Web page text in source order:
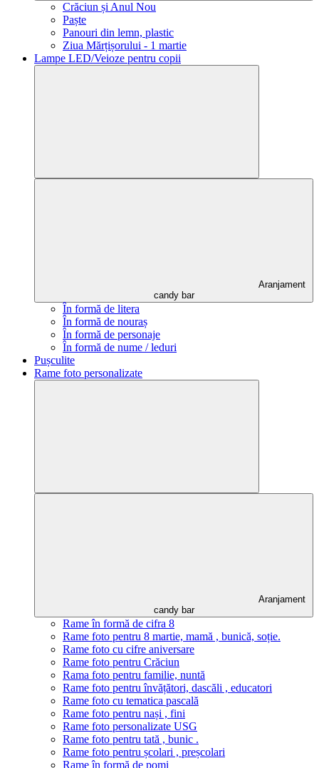
Crăciun și Anul Nou
Paște
Panouri din lemn, plastic
Ziua Mărțișorului - 1 martie
Lampe LED/Veioze pentru copii
Aranjament
candy bar
În formă de litera
În formă de nouraș
În formă de personaje
În formă de nume / leduri
Pușculite
Rame foto personalizate
Aranjament
candy bar
Rame în formă de cifra 8
Rame foto pentru 8 martie, mamă , bunică, soție.
Rame foto cu cifre aniversare
Rame foto pentru Crăciun
Rama foto pentru familie, nuntă
Rame foto pentru învățători, dascăli , educatori
Rame foto cu tematica pascală
Rame foto pentru nași , fini
Rame foto personalizate USG
Rame foto pentru tată , bunic .
Rame foto pentru școlari , preșcolari
Rame în formă de pomi